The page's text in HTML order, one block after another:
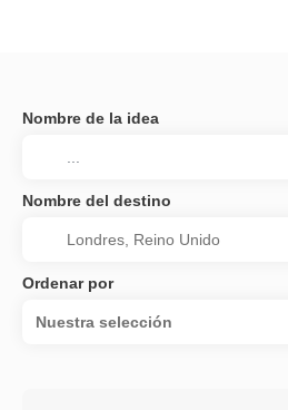
Nombre de la idea
Nombre del destino
Ordenar por
Nuestra selección